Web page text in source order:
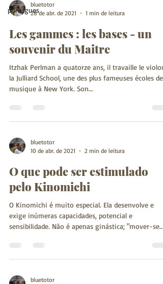
portugues
bluetotor
28 de abr. de 2021
1 min de leitura
Les gammes : les bases - un
souvenir du Maitre
Itzhak Perlman a quatorze ans, il travaille le violon
la Julliard School, une des plus fameuses écoles de
musique à New York. Son...
bluetotor
10 de abr. de 2021
2 min de leitura
O que pode ser estimulado
pelo Kinomichi
O Kinomichi é muito especial. Ela desenvolve e
exige inúmeras capacidades, potencial e
sensibilidade. Não é apenas ginástica; "mover-se...
bluetotor